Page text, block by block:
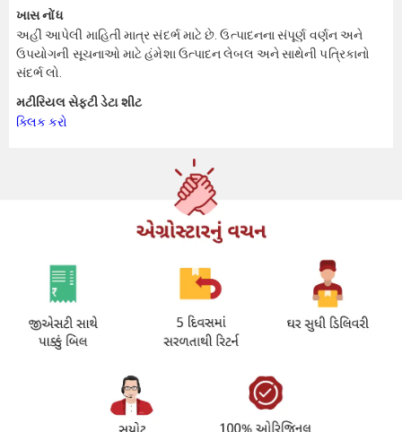
ખાસ નોંધ
અહીં આપેલી માહિતી માત્ર સંદર્ભ માટે છે. ઉત્પાદનના સંપૂર્ણ વર્ણન અને
ઉપયોગની સૂચનાઓ માટે હંમેશા ઉત્પાદન લેબલ અને સાથેની પત્રિકાનો
સંદર્ભ લો.
મટીરિયલ સેફ્ટી ડેટા શીટ
ક્લિક કરો